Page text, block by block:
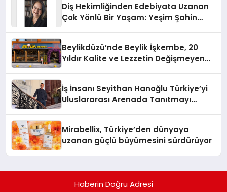
Diş Hekimliğinden Edebiyata Uzanan
Çok Yönlü Bir Yaşam: Yeşim Şahin
Beylikdüzü’nde Beylik İşkembe, 20
Yıldır Kalite ve Lezzetin Değişmeyen
İş İnsanı Seyithan Hanoğlu Türkiye’yi
Uluslararası Arenada Tanıtmayı
Mirabellix, Türkiye’den dünyaya
uzanan güçlü büyümesini sürdürüyor
Haberin Doğru Adresi